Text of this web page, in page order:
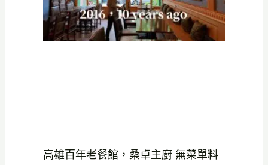
高雄百年老餐館，桑卓主廚 無菜單料